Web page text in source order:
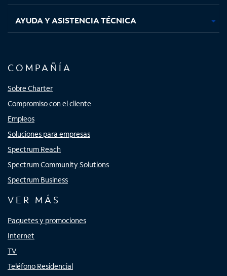
AYUDA Y ASISTENCIA TÉCNICA
COMPAÑÍA
Sobre Charter
Compromiso con el cliente
Empleos
Soluciones para empresas
Spectrum Reach
Spectrum Community Solutions
Spectrum Business
VER MÁS
Paquetes y promociones
Internet
TV
Teléfono Residencial